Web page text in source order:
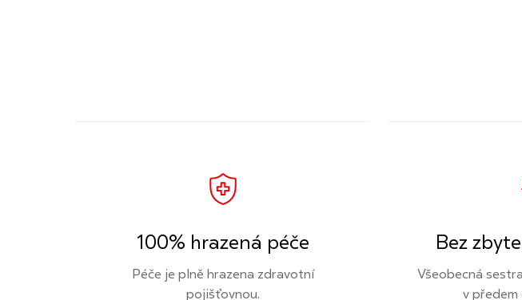
100% hrazená péče
Péče je plně hrazena zdravotní
pojišťovnou.
Bez
Všeobecná
v předem